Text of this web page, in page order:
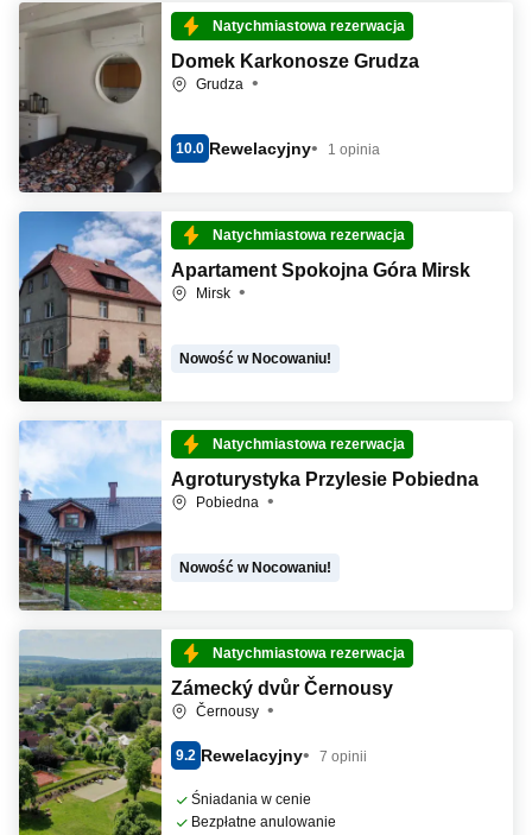
Natychmiastowa rezerwacja
Domek Karkonosze Grudza
Grudza
10.0 Rewelacyjny 1 opinia
Natychmiastowa rezerwacja
Apartament Spokojna Góra Mirsk
Mirsk
Nowość w Nocowaniu!
Natychmiastowa rezerwacja
Agroturystyka Przylesie Pobiedna
Pobiedna
Nowość w Nocowaniu!
Natychmiastowa rezerwacja
Zámecký dvůr Černousy
Černousy
9.2 Rewelacyjny 7 opinii
Śniadania w cenie
Bezpłatne anulowanie